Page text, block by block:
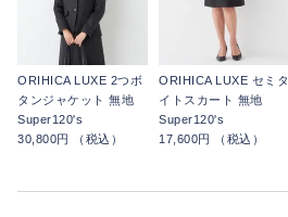
ORIHICA LUXE 2つボ
タンジャケット 無地
Super120's
30,800円 （税込）
ORIHICA LUXE セミタ
イトスカート 無地
Super120's
17,600円 （税込）